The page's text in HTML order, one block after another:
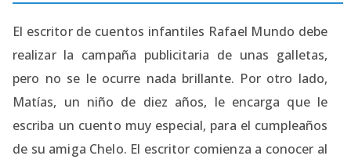
El escritor de cuentos infantiles Rafael Mundo debe
realizar la campaña publicitaria de unas galletas,
pero no se le ocurre nada brillante. Por otro lado,
Matías, un niño de diez años, le encarga que le
escriba un cuento muy especial, para el cumpleaños
de su amiga Chelo. El escritor comienza a conocer al